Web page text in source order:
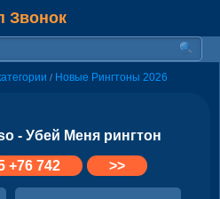
Звонок
/ Новые Рингтоны 2026
- Убей Меня рингтон
+76 742 >>